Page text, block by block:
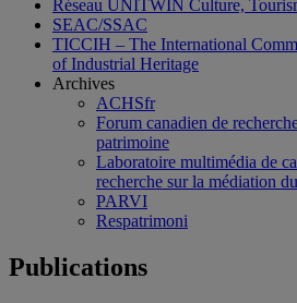
Réseau UNITWIN Culture,
SEAC/SSAC
TICCIH – The International
of Industrial Heritage
Archives
ACHSfr
Forum canadien de
patrimoine
Laboratoire multimédia de
recherche sur la médiation
PARVI
Respatrimoni
Publications